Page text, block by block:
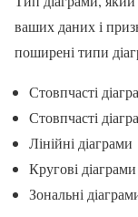
ваших даних і
поширені типи
Стовпчасті
Стовпчасті
Лінійні діаграми
Кругові діаграми
Зональні